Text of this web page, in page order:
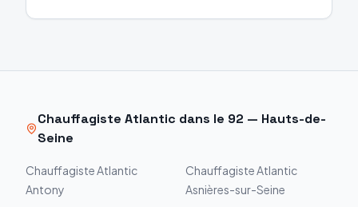
Chauffagiste Atlantic dans le 92 — Hauts-de-
Seine
ChauffagisteAtlantic
Antony
ChauffagisteAtlantic
Asnières-sur-Seine